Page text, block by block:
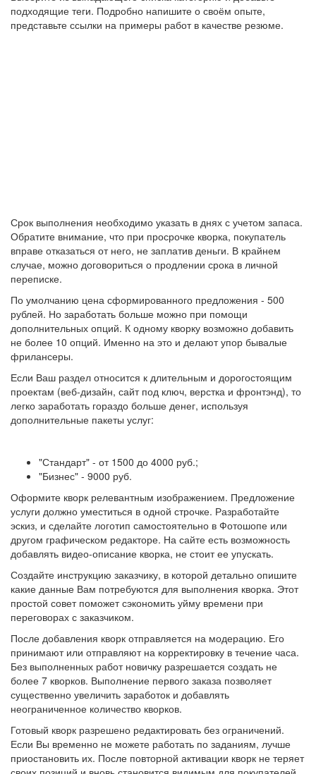
подходящие теги. Подробно напишите о своём опыте,
представьте ссылки на примеры работ в качестве резюме.
Срок выполнения необходимо указать в днях с учетом запаса.
Обратите внимание, что при просрочке кворка, покупатель
вправе отказаться от него, не заплатив деньги. В крайнем
случае, можно договориться о продлении срока в личной
переписке.
По умолчанию цена сформированного предложения - 500
рублей. Но заработать больше можно при помощи
дополнительных опций. К одному кворку возможно добавить
не более 10 опций. Именно на это и делают упор бывалые
фрилансеры.
Если Ваш раздел относится к длительным и дорогостоящим
проектам (веб-дизайн, сайт под ключ, верстка и фронтэнд), то
легко заработать гораздо больше денег, используя
дополнительные пакеты услуг:
"Стандарт" - от 1500 до 4000 руб.;
"Бизнес" - 9000 руб.
Оформите кворк релевантным изображением. Предложение
услуги должно уместиться в одной строчке. Разработайте
эскиз, и сделайте логотип самостоятельно в Фотошопе или
другом графическом редакторе. На сайте есть возможность
добавлять видео-описание кворка, не стоит ее упускать.
Создайте инструкцию заказчику, в которой детально опишите
какие данные Вам потребуются для выполнения кворка. Этот
простой совет поможет сэкономить уйму времени при
переговорах с заказчиком.
После добавления кворк отправляется на модерацию. Его
принимают или отправляют на корректировку в течение часа.
Без выполненных работ новичку разрешается создать не
более 7 кворков. Выполнение первого заказа позволяет
существенно увеличить заработок и добавлять
неограниченное количество кворков.
Готовый кворк разрешено редактировать без ограничений.
Если Вы временно не можете работать по заданиям, лучше
приостановить их. После повторной активации кворк не теряет